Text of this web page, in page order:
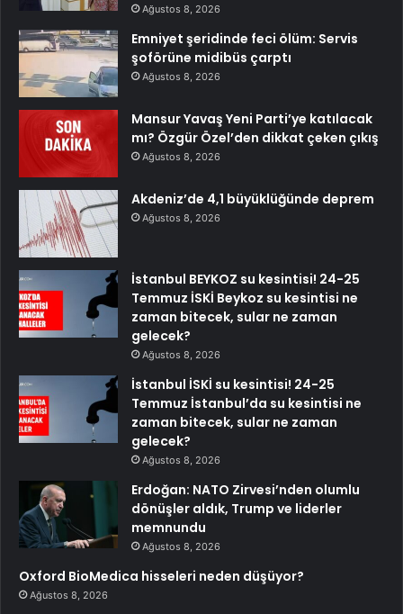
Ağustos 8, 2026
Emniyet şeridinde feci ölüm: Servis
şoförüne midibüs çarptı
Ağustos 8, 2026
Mansur Yavaş Yeni Parti’ye katılacak
mı? Özgür Özel’den dikkat çeken çıkış
Ağustos 8, 2026
Akdeniz’de 4,1 büyüklüğünde deprem
Ağustos 8, 2026
İstanbul BEYKOZ su kesintisi! 24-25
Temmuz İSKİ Beykoz su kesintisi ne
zaman bitecek, sular ne zaman
gelecek?
Ağustos 8, 2026
İstanbul İSKİ su kesintisi! 24-25
Temmuz İstanbul’da su kesintisi ne
zaman bitecek, sular ne zaman
gelecek?
Ağustos 8, 2026
Erdoğan: NATO Zirvesi’nden olumlu
dönüşler aldık, Trump ve liderler
memnundu
Ağustos 8, 2026
Oxford BioMedica hisseleri neden düşüyor?
Ağustos 8, 2026